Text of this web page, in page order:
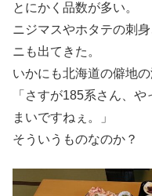
とにかく品数が多い。
ニジマスやホタテの刺
ニも出てきた。
いかにも北海道の僻地
「さすが185系さん、
まいですねぇ。」
そういうものなのか？